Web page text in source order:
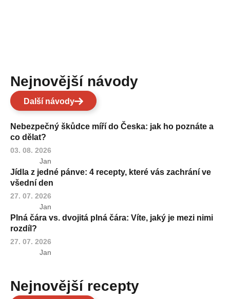
Nejnovější návody
Další návody
Nebezpečný škůdce míří do Česka: jak ho poznáte a
co dělat?
03. 08. 2026
Jan
Jídla z jedné pánve: 4 recepty, které vás zachrání ve
všední den
27. 07. 2026
Jan
Plná čára vs. dvojitá plná čára: Víte, jaký je mezi nimi
rozdíl?
27. 07. 2026
Jan
Nejnovější recepty